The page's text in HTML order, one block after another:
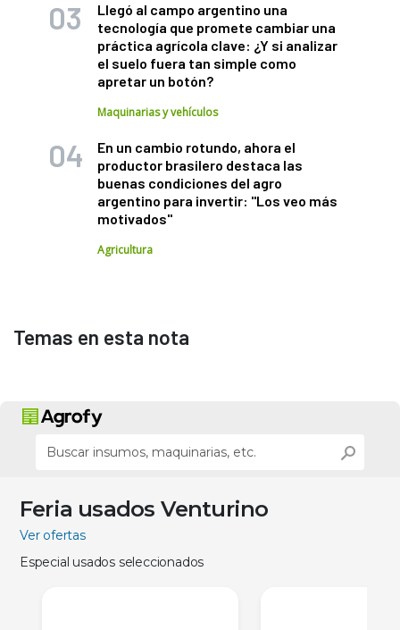
Llegó al campo argentino una
tecnología que promete cambiar una
práctica agrícola clave: ¿Y si analizar
el suelo fuera tan simple como
apretar un botón?
Maquinarias y vehículos
En un cambio rotundo, ahora el
productor brasilero destaca las
buenas condiciones del agro
argentino para invertir: "Los veo más
motivados"
Agricultura
Temas en esta nota
Feria usados Venturino
Ver ofertas
Especial usados seleccionados